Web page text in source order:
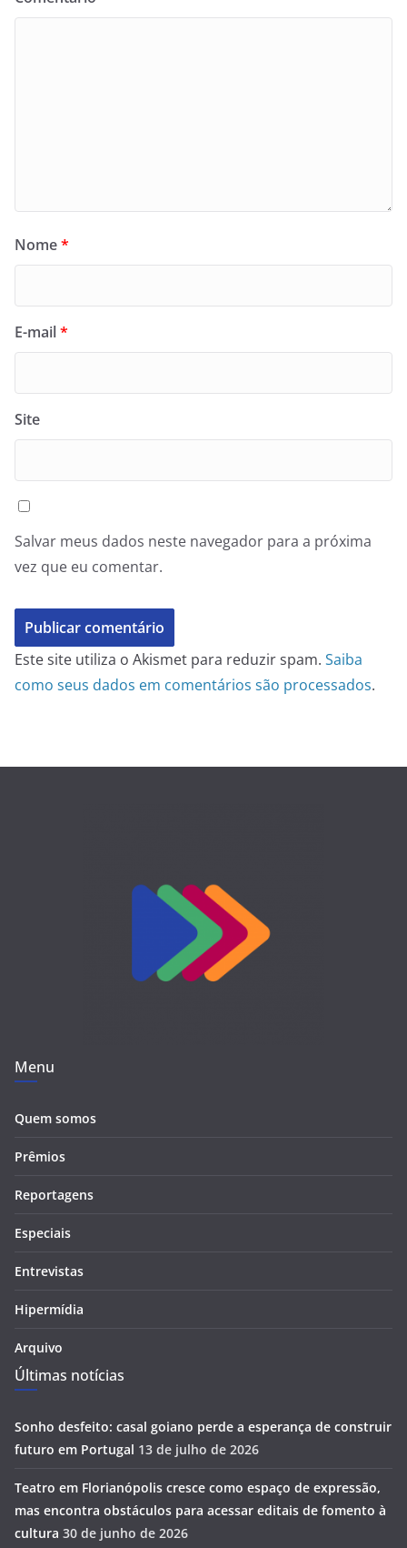
Nome*
E-mail*
Site
Salvar meus dados neste navegador para a próxima
vez que eu comentar.
Este site utiliza o Akismet para reduzir spam. Saiba
como seus dados em comentários são processados.
Menu
Quem somos
Prêmios
Reportagens
Especiais
Entrevistas
Hipermídia
Arquivo
Últimas notícias
Sonho desfeito: casal goiano perde a esperança de construir
futuro em Portugal 13 de julho de 2026
Teatro em Florianópolis cresce como espaço de expressão,
mas encontra obstáculos para acessar editais de fomento à
cultura 30 de junho de 2026